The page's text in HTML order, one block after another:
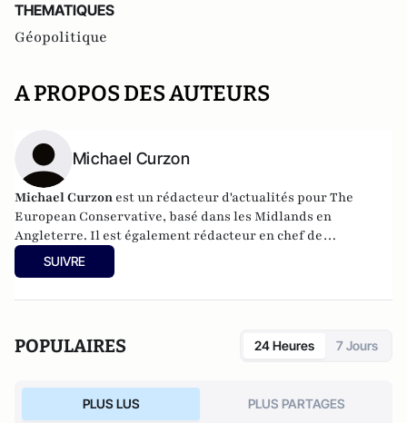
THEMATIQUES
Géopolitique
A PROPOS DES AUTEURS
Michael Curzon
Michael Curzon est un rédacteur d'actualités pour The
European Conservative, basé dans les Midlands en
Angleterre. Il est également rédacteur en chef de
Bournbrook Magazine, qu'il a fondé en 2019, et a
précédemment écrit pour l'Express Online de Londres. Son
SUIVRE
POPULAIRES 24 Heures 7 Jours
PLUS LUS PLUS PARTAGES